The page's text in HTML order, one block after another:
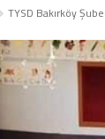
TYSD Bakırköy